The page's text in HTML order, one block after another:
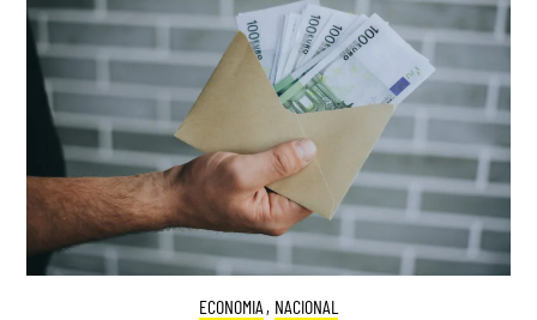
ECONOMIA , NACIONAL